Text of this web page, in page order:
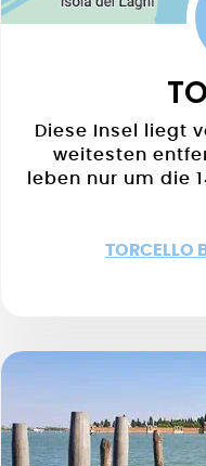
Diese Insel liegt
weitesten
leben nur um die
TORCELLO